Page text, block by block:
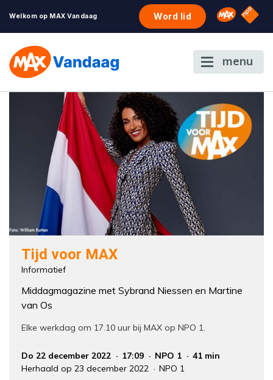
Welkom op MAX Vandaag Word lid Omroep
NPO
menu
Tijd voor MAX
Informatief
Middagmagazine met Sybrand Niessen en Martine
van Os
Elke werkdag om 17.10 uur bij MAX op NPO 1.
Do 22 december 2022 17:09 NPO 1
41 min
Herhaald op 23 december 2022
NPO 1